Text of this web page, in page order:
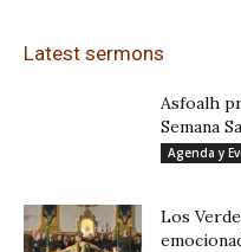
Latest sermons
Asfoalh
Semana
Agenda y
Los